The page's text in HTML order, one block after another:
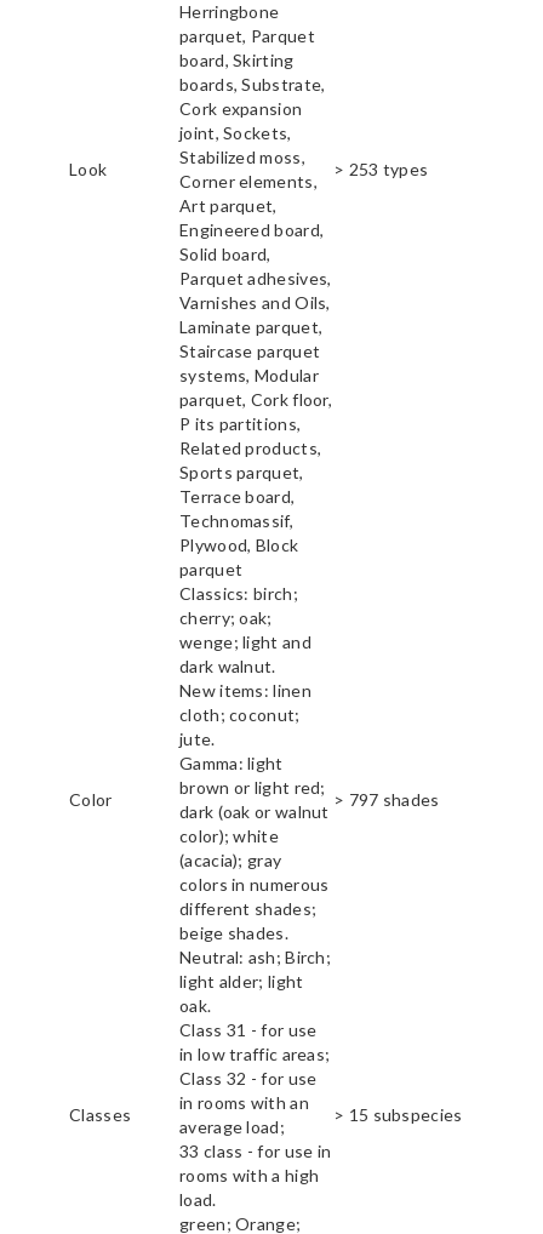
Look
Herringbone
parquet, Parquet
board, Skirting
boards, Substrate,
Cork expansion
joint, Sockets,
Stabilized moss,
Corner elements,
Art parquet,
Engineered board,
Solid board,
Parquet adhesives,
Varnishes and Oils,
Laminate parquet,
Staircase parquet
systems, Modular
parquet, Cork floor,
P its partitions,
Related products,
Sports parquet,
Terrace board,
Technomassif,
Plywood, Block
parquet
> 253 types
Color
Classics: birch;
cherry; oak;
wenge; light and
dark walnut.
New items: linen
cloth; coconut;
jute.
Gamma: light
brown or light red;
dark (oak or walnut
color); white
(acacia); gray
colors in numerous
different shades;
beige shades.
Neutral: ash; Birch;
light alder; light
oak.
> 797 shades
Classes
Class 31 - for use
in low traffic areas;
Class 32 - for use
in rooms with an
average load;
33 class - for use in
rooms with a high
load.
> 15 subspecies
green; Orange;